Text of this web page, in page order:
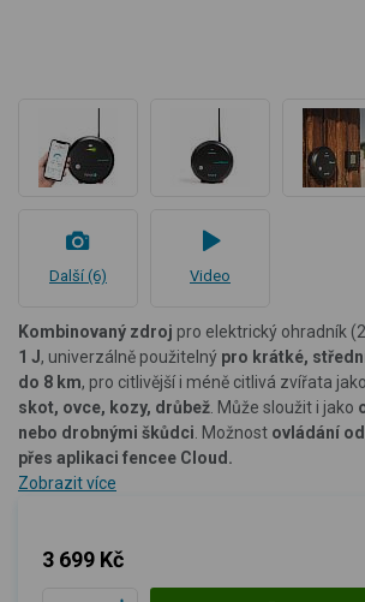
Další (6) Video
Kombinovaný zdroj pro elektrický ohradník
1 J, univerzálně použitelný pro krátké,
do 8 km, pro citlivější i méně citlivá zvířata
skot, ovce, kozy, drůbež . Může sloužit i jako
nebo drobnými škůdci . Možnost ovládání
přes aplikaci fencee Cloud.
Zobrazit více
3 699 Kč